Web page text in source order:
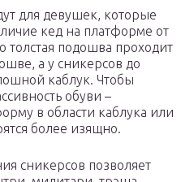
для девушек, которые
кед на платформе от
толстая подошва проходит
а у сникерсов до
каблук. Чтобы
обуви –
в области каблука или
более изящно.
сникерсов позволяет